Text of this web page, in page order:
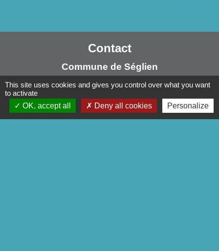
Contact
Commune de Séglien
1 Rue Yves Le Calvé
+33 2 97 28 00 66
This site uses cookies and gives you control over what you want
to activate
OK, accept all
Deny all cookies Personalize